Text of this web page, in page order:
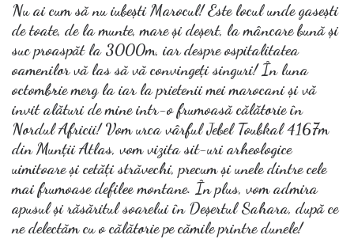
Nu ai cum să nu iubești Marocul! Este locul unde gasești
de toate, de la munte, mare și deșert, la mâncare bună și
suc proaspăt la 3000m, iar despre ospitalitatea
oamenilor vă las să vă convingeți singuri! În luna
octombrie merg la iar la prietenii mei marocani și vă
invit alături de mine intr-o frumoasă călătorie în
Nordul Africii! Vom urca vârful Jebel Toubkal 4167m
din Munții Atlas, vom vizita sit-uri arheologice
uimitoare și cetăți străvechi, precum și unele dintre cele
mai frumoase defilee montane. În plus, vom admira
apusul și răsăritul soarelui în Deșertul Sahara, după ce
ne delectăm cu o călătorie pe cămile printre dunele!